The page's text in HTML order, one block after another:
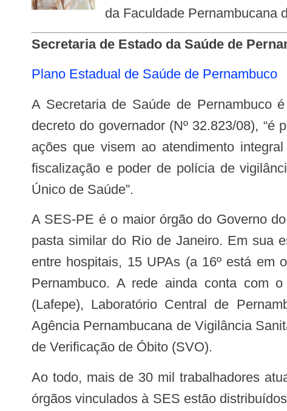
da Faculdade Pernambucana
Secretaria de Estado da Saúde de
Plano Estadual de Saúde de Pernambuco
A Secretaria de Saúde de Pernambuco é o órgão gestor do Sistema Único de Saúde no Estado. Sua missão, conforme o
decreto do governador (Nº 32.823/08),
ações que visem ao atendimento
fiscalização e poder de polícia de
Único de Saúde”.
A SES-PE é o maior órgão do Governo do Estado e a segunda maior secretaria estadual de saúde do Brasil, atrás apenas da
pasta similar do Rio de Janeiro. Em sua
entre hospitais, 15 UPAs (a 16º está em
Pernambuco. A rede ainda conta com
(Lafepe), Laboratório Central de
Agência Pernambucana de Vigilância
de Verificação de Óbito (SVO).
Ao todo, mais de 30 mil trabalhadores atuam na SES, dos quais 25 mil são efetivos (1,5 mil no Nível Central). As unidades e
órgãos vinculados à SES estão